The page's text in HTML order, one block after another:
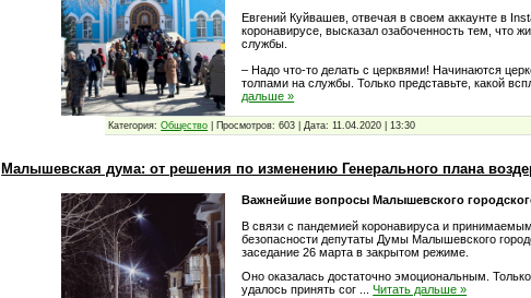
Евгений Куйвашев, отвечая в своем аккаунте в
коронавирусе, высказал озабоченность тем, что
службы.
– Надо что-то делать с церквями! Начинаются
толпами на службы. Только представьте, какой
дальше »
Категория: Общество Просмотров: 603 Дата: 11.04.2020 |13:30
Малышевская дума: от решения по изменению Генерального плана
Важнейшие вопросы Малышевского
В связи с пандемией коронавируса и
безопасности депутаты Думы Малышевского
заседание 26 марта в закрытом режиме.
Оно оказалась достаточно эмоциональным.
удалось принять сог
...Читать дальше »